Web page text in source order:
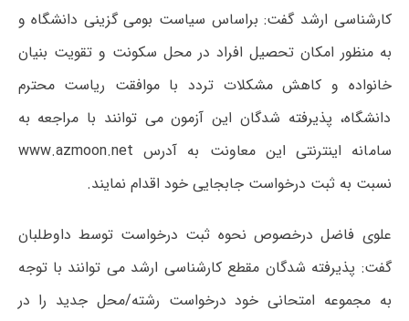
کارشناسی ارشد گفت: براساس سیاست بومی گزینی دانشگاه و
به منظور امکان تحصیل افراد در محل سکونت و تقویت بنیان
خانواده و کاهش مشکلات تردد با موافقت ریاست محترم
دانشگاه، پذیرفته شدگان این آزمون می توانند با مراجعه به
سامانه اینترنتی این معاونت به آدرس www.azmoon.net
نسبت به ثبت درخواست جابجایی خود اقدام نمایند.
علوی فاضل درخصوص نحوه ثبت درخواست توسط داوطلبان
گفت: پذیرفته شدگان مقطع کارشناسی ارشد می توانند با توجه
به مجموعه امتحانی خود درخواست رشته/محل جدید را در